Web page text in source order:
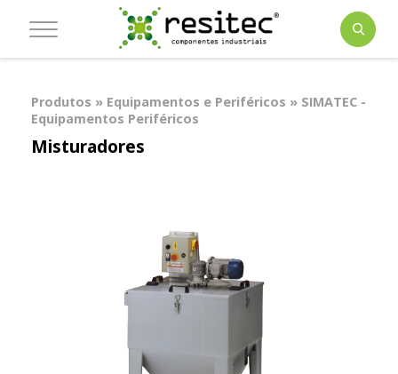
Produtos » Equipamentos e Periféricos » SIMATEC -
Equipamentos Periféricos
Misturadores